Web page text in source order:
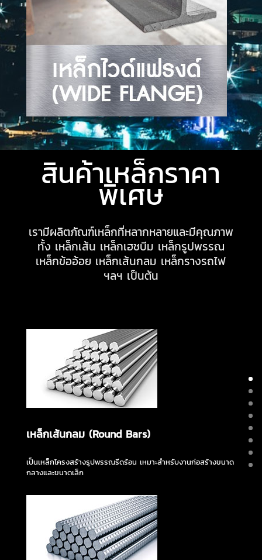
สินค้าเหล็กราคา
พิเศษ
เรามีผลิตภัณฑ์เหล็กที่หลากหลายและมีคุณภาพ
ทั้ง เหล็กเส้น เหล็กเฮชบีม เหล็กรูปพรรณ
เหล็กข้ออ้อย เหล็กเส้นกลม เหล็กรางรถไฟ
ฯลฯ เป็นต้น
เหล็กเส้นกลม (Round Bars)
เป็นเหล็กโครงสร้างรูปพรรณรีดร้อน เหมาะสำหรับงานก่อสร้างขนาด
กลางและขนาดเล็ก